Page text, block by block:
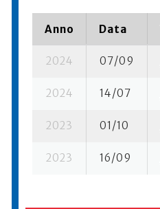
Anno Data
2024 07/09
2024 14/07
2023 01/10
2023 16/09